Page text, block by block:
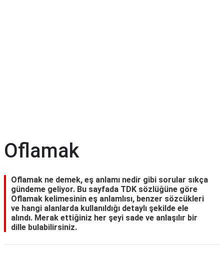
Oflamak
Oflamak ne demek, eş anlamı nedir gibi sorular sıkça
gündeme geliyor. Bu sayfada TDK sözlüğüne göre
Oflamak kelimesinin eş anlamlısı, benzer sözcükleri
ve hangi alanlarda kullanıldığı detaylı şekilde ele
alındı. Merak ettiğiniz her şeyi sade ve anlaşılır bir
dille bulabilirsiniz.